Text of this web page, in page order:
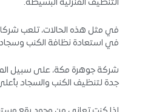
التنظيف المنزلية البسيطة.
في مثل هذه الحالات، تلعب
في استعادة نظافة الكنب وسجاد
شركة جوهرة مكة، على سبيل
جدة لتنظيف الكنب والسجاد